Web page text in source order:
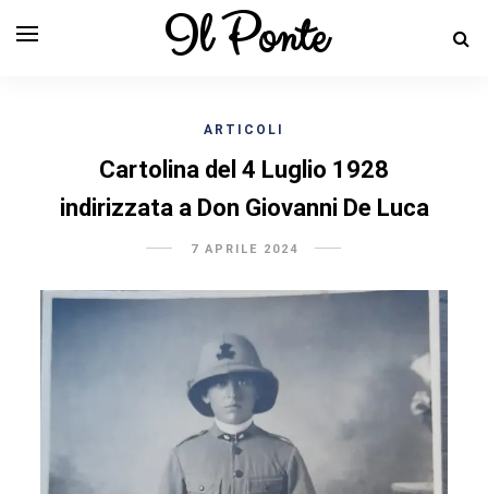
Il Ponte
ARTICOLI
Cartolina del 4 Luglio 1928
indirizzata a Don Giovanni De Luca
7 APRILE 2024